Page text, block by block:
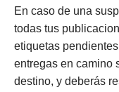
En caso de una
todas tus
etiquetas
entregas en camino
destino, y deberás